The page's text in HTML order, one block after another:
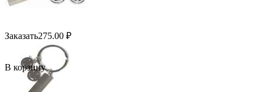
Заказать275.00 ₽
В корзину